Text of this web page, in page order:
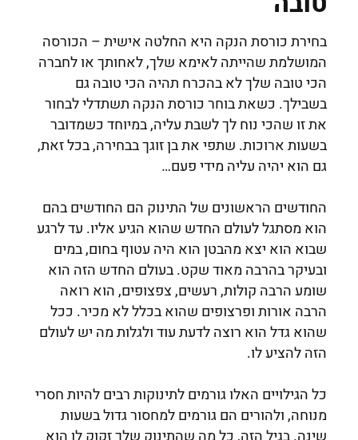
בחירת כורסת הנקה היא החלטה אישית – הכורסה
המושלמת שהייתה לאימא שלך, לאחותך או לחברה
הכי טובה שלך לא בהכרח תהיה הכי טובה גם
בשבילך. כשאת בוחר כורסת הנקה תשתדלי לבחור
את זו שהכי נוח לך לשבת עליה, במיוחד כשמדובר
בשעות ארוכות. שתפי את בן זוגך בבחירה, בכל זאת,
גם הוא יהיה עליה מידי פעם…
החודשים הראשונים של התינוק הם החודשים בהם
הוא מסתגל לעולם החדש שהוא הגיע אליו. עד לרגע
שבוא הוא יצא מהבטן הוא היה עטוף בחום, במים
ובעיקר בהרבה מאוד שקט. בעולם החדש הזה הוא
שומע הרבה קולות, רעשים, צפצופים, הוא רואה
הרבה אורות ופרצופים שהוא בכלל לא מכיר. ככל
שהוא גדל הוא רוצה לדעת עוד ולגלות מה יש לעולם
הזה להציע לו.
כל הגילויים האלו גורמים לתינוקות רבים להיות חסרי
מנוחה, ולהורים הם גורמים למחסור גדול בשעות